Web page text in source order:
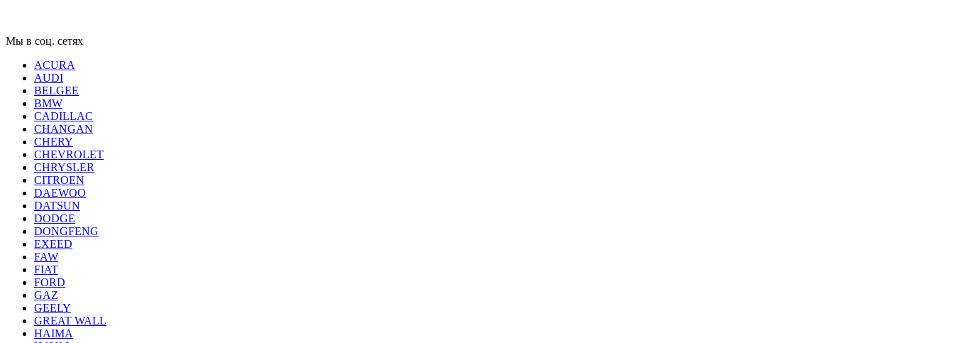
Мы в соц. сетях
ACURA
AUDI
BELGEE
BMW
CADILLAC
CHANGAN
CHERY
CHEVROLET
CHRYSLER
CITROEN
DAEWOO
DATSUN
DODGE
DONGFENG
EXEED
FAW
FIAT
FORD
GAZ
GEELY
GREAT WALL
HAIMA